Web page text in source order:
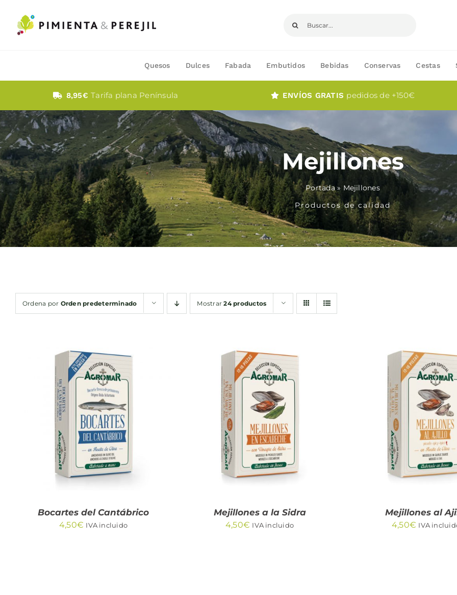
contenido
Quesos Dulces Fabada Embutidos Bebidas Conservas Cestas
8,95€Tarifa plana Península ENVÍOS GRATIS pedidos de +150€
Mejillones
Portada» Mejillones
Productos de calidad
Ordena por Orden predeterminado Mostrar24 productos
AÑADIR AL CARRITO
QUICK VIEW
Bocartes del Cantábrico
4,50€ IVA incluido
AÑADIR AL CARRITO
QUICK VIEW
Mejillones a la Sidra
4,50€ IVA incluido
AÑADIR AL CARRITO
QUICK VIEW
Mejillones al
4,50€ IVA